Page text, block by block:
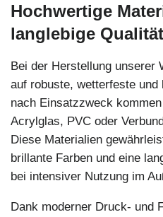
Hochwertige
langlebige Qualität
Bei der Herstellung unserer
auf robuste, wetterfeste
nach Einsatzzweck
Acrylglas, PVC oder
Diese Materialien
brillante Farben und eine
bei intensiver Nutzung im
Dank moderner Druck- und